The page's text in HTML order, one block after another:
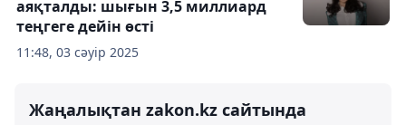
11:48, 03 сәуір 2025
аяқталды: шығын 3,5 миллиард
теңгеге дейін өсті
Жаңалықтан zakon.kz сайтында